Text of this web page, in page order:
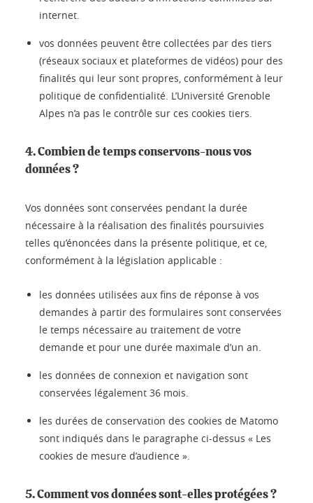
internet.
vos données peuvent être collectées par des tiers
(réseaux sociaux et plateformes de vidéos) pour des
finalités qui leur sont propres, conformément à leur
politique de confidentialité. L’Université Grenoble
Alpes n’a pas le contrôle sur ces cookies tiers.
4. Combien de temps conservons-nous vos
données ?
Vos données sont conservées pendant la durée
nécessaire à la réalisation des finalités poursuivies
telles qu’énoncées dans la présente politique, et ce,
conformément à la législation applicable :
les données utilisées aux fins de réponse à vos
demandes à partir des formulaires sont conservées
le temps nécessaire au traitement de votre
demande et pour une durée maximale d’un an.
les données de connexion et navigation sont
conservées légalement 36 mois.
les durées de conservation des cookies de Matomo
sont indiqués dans le paragraphe ci-dessus « Les
cookies de mesure d’audience ».
5. Comment vos données sont-elles protégées ?